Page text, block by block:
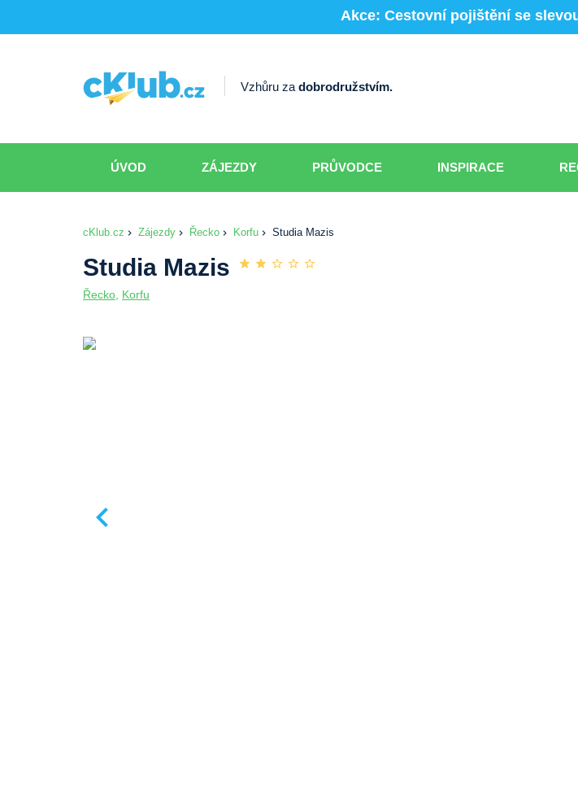
Akce: Cestovní pojištění se
Vzhůru zadobrodružstvím.
ÚVOD ZÁJEZDY PRŮVODCE INSPIRACE
cKlub.cz Zájezdy Řecko Korfu Studia Mazis
Studia Mazis
Řecko Korfu